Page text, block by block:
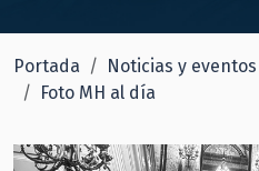
Portada Noticias y eventos
Foto MH al día